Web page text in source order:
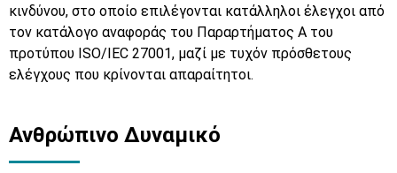
κινδύνου, στο οποίο επιλέγονται κατάλληλοι έλεγχοι από
τον κατάλογο αναφοράς του Παραρτήματος Α του
προτύπου ISO/IEC 27001, μαζί με τυχόν πρόσθετους
ελέγχους που κρίνονται απαραίτητοι.
Ανθρώπινο Δυναμικό